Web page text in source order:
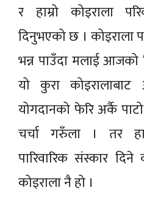
र हाम्रो कोइराला
दिनुभएको छ । कोइराला
भन्न पाउँदा मलाई आजको
यो कुरा
योगदानको फेरि अर्कै
चर्चा गरुँला । तर
पारिवारिक संस्कार
कोइराला नै हो ।